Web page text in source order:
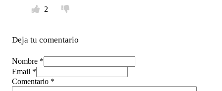
2
Deja tu comentario
Nombre *
Email *
Comentario *